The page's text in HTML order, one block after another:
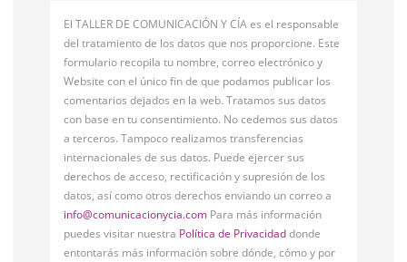
El TALLER DE COMUNICACIÓN Y CÍA es el responsable
del tratamiento de los datos que nos proporcione. Este
formulario recopila tu nombre, correo electrónico y
Website con el único fin de que podamos publicar los
comentarios dejados en la web. Tratamos sus datos
con base en tu consentimiento. No cedemos sus datos
a terceros. Tampoco realizamos transferencias
internacionales de sus datos. Puede ejercer sus
derechos de acceso, rectificación y supresión de los
datos, así como otros derechos enviando un correo a
info@comunicacionycia.com Para más información
puedes visitar nuestra Política de Privacidaddonde
entontarás más información sobre dónde, cómo y por